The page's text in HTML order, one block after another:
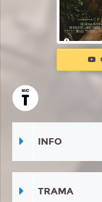
INFO
TRAMA